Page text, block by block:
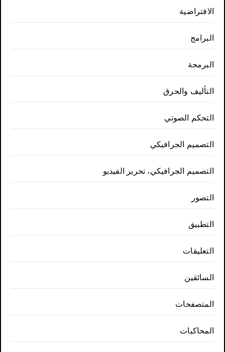
الافتراضية
البرامج
البرمجة
التأليف والحرق
التحكم الصوتي
التصميم الجرافيكي
التصميم الجرافيكي، تحرير الفيديو
التصور
التطبيق
التعليقات
السائقين
المتصفحات
المحاكيات